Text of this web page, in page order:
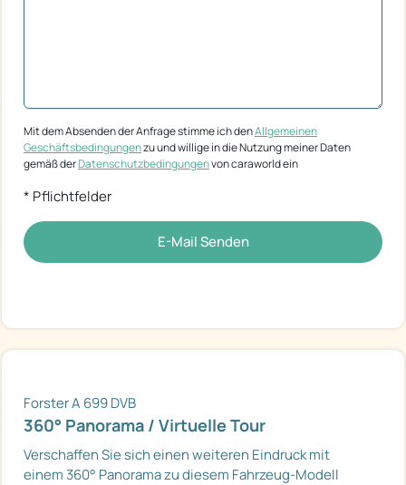
Mit dem Absenden der Anfrage stimme ich denAllgemeinen
Geschäftsbedingungenzu und willige in die Nutzung meiner Daten
gemäß derDatenschutzbedingungenvon caraworld ein
* Pflichtfelder
E-Mail Senden
Forster A 699 DVB
360° Panorama / Virtuelle Tour
Verschaffen Sie sich einen weiteren Eindruck mit
einem 360° Panorama zu diesem Fahrzeug-Modell